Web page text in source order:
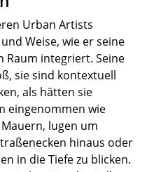
Urban Artists
Weise, wie er seine
Raum integriert. Seine
sie sind kontextuell
als hätten sie
eingenommen wie
lugen um
hinaus oder
in die Tiefe zu blicken.